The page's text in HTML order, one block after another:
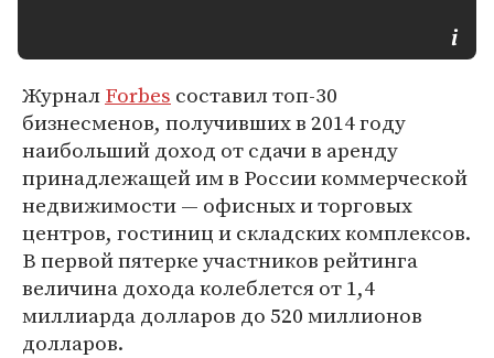
ЖурналForbes составил топ-30
бизнесменов, получивших в 2014 году
наибольший доход от сдачи в аренду
принадлежащей им в России коммерческой
недвижимости — офисных и торговых
центров, гостиниц и складских комплексов.
В первой пятерке участников рейтинга
величина дохода колеблется от 1,4
миллиарда долларов до 520 миллионов
долларов.